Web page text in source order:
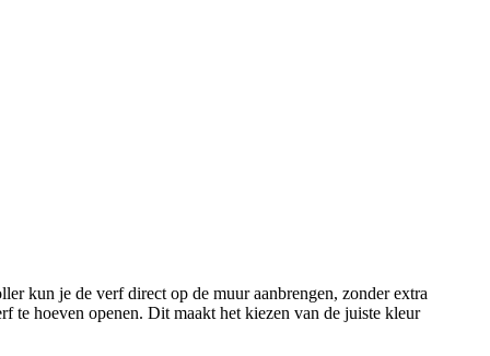
kun je de verf direct op de muur aanbrengen, zonder extra
te hoeven openen. Dit maakt het kiezen van de juiste kleur